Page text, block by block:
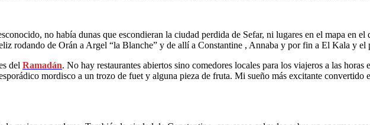
no había dunas que escondieran la ciudad perdida de Sefar, ni lugares en el mapa en
rodando de Orán a Argel “la Blanche” y de allí a Constantine , Annaba y por fin a El Kala y
del Ramadán. No hay restaurantes abiertos sino comedores locales para los viajeros a las
mordisco a un trozo de fuet y alguna pieza de fruta. Mi sueño más excitante convertido